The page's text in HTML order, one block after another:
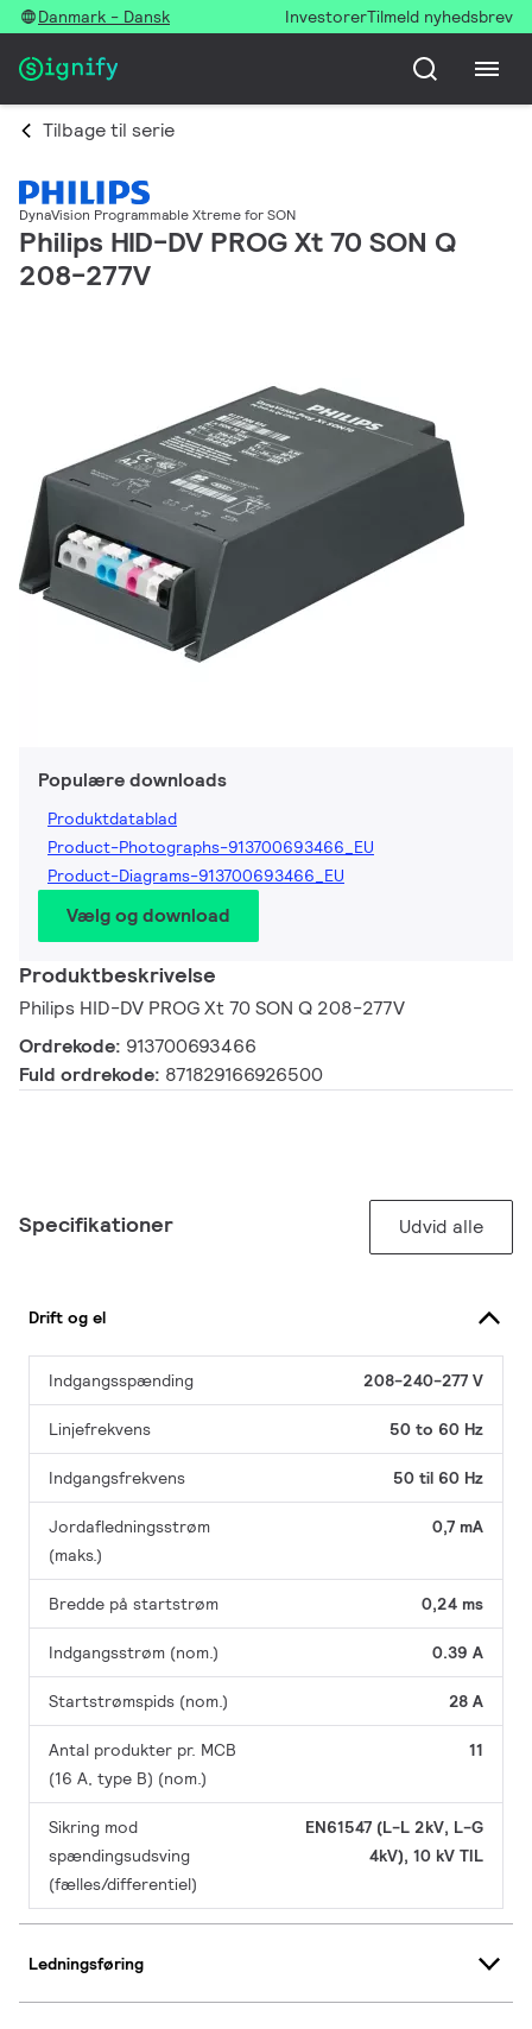
Danmark - Dansk InvestorerTilmeld nyhedsbrev
Tilbage til serie
DynaVision Programmable Xtreme for SON
Philips HID-DV PROG Xt 70 SON Q
208-277V
Populære downloads
Produktdatablad
Product-Photographs-913700693466_EU
Product-Diagrams-913700693466_EU
Vælg og download
Produktbeskrivelse
Philips HID-DV PROG Xt 70 SON Q 208-277V
Ordrekode: 913700693466
Fuld ordrekode: 871829166926500
Specifikationer Udvid alle
Drift og el
Indgangsspænding 208-240-277 V
Linjefrekvens 50 to 60 Hz
Indgangsfrekvens 50 til 60 Hz
Jordafledningsstrøm
(maks.)
0,7 mA
Bredde på startstrøm 0,24 ms
Indgangsstrøm (nom.) 0.39 A
Startstrømspids (nom.) 28 A
Antal produkter pr. MCB
(16 A, type B) (nom.)
11
Sikring mod
spændingsudsving
(fælles/differentiel)
EN61547 (L-L 2kV, L-G
4kV), 10 kV TIL
Ledningsføring